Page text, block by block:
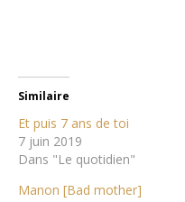
Similaire
Et puis 7 ans de toi
7 juin 2019
Dans "Le quotidien"
Manon [Bad mother]